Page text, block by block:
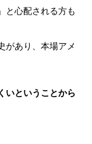
と心配される方も
があり、本場アメ
いということから